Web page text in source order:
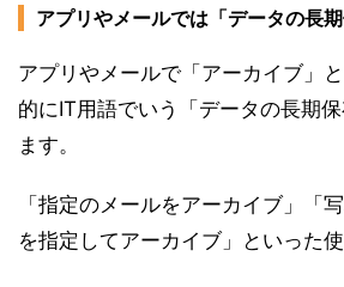
アプリやメールでは「データの長
アプリやメールで「アーカイブ」
的にIT用語でいう「データの長期
ます。
「指定のメールをアーカイブ」「
を指定してアーカイブ」といった使